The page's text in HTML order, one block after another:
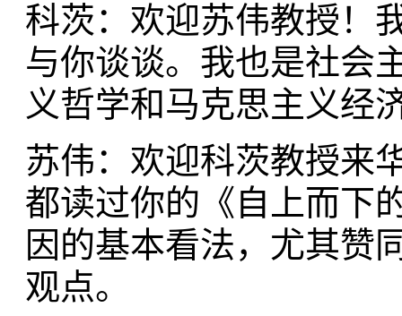
科茨：欢迎苏伟教授！
与你谈谈。我也是社会
义哲学和马克思主义经
苏伟：欢迎科茨教授来
都读过你的《自上而下
因的基本看法，尤其赞
观点。